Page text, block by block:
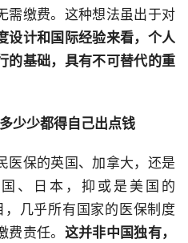
需缴费。这种想法虽出于对
设计和国际经验来看，个人
的基础，具有不可替代的重
少少都得自己出点钱
医保的英国、加拿大，还是
、日本，抑或是美国的
几乎所有国家的医保制度
责任。 这并非中国独有，